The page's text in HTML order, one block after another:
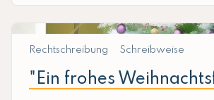
Rechtschreibung Schreibweise
"Ein frohes